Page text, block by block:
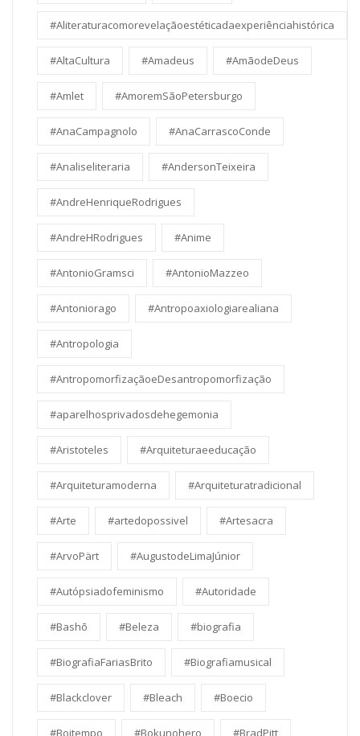
#Aliteraturacomorevelaçãoestéticadaexperiênciahistórica
#AltaCultura #Amadeus #AmãodeDeus
#Amlet #AmoremSãoPetersburgo
#AnaCampagnolo #AnaCarrascoConde
#Analiseliteraria #AndersonTeixeira
#AndreHenriqueRodrigues
#AndreHRodrigues #Anime
#AntonioGramsci #AntonioMazzeo
#Antoniorago #Antropoaxiologiarealiana
#Antropologia
#AntropomorfizaçãoeDesantropomorfização
#aparelhosprivadosdehegemonia
#Aristoteles #Arquiteturaeeducação
#Arquiteturamoderna #Arquiteturatradicional
#Arte #artedopossivel #Artesacra
#ArvoPärt #AugustodeLimaJúnior
#Autópsiadofeminismo #Autoridade
#Bashō #Beleza #biografia
#BiografiaFariasBrito #Biografiamusical
#Blackclover #Bleach #Boecio
#Boitempo #Bokunohero #BradPitt